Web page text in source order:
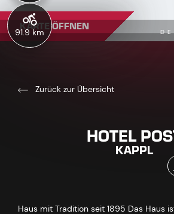
91.9 km
KARTE ÖFFNEN
Zurück zur Übersicht
HOTEL
KAPPL
Haus mit Tradition seit 1895 Das Haus